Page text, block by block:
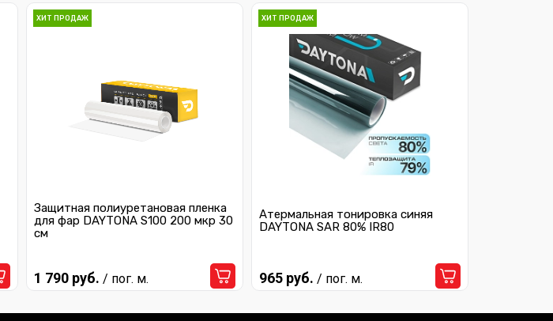
ХИТ ПРОДАЖ
Защитная полиуретановая пленка
для фар DAYTONA S100 200 мкр 30
см
1 790 руб. / пог. м.
ХИТ ПРОДАЖ
Атермальная тонировка синяя
DAYTONA SAR 80% IR80
965 руб. / пог. м.